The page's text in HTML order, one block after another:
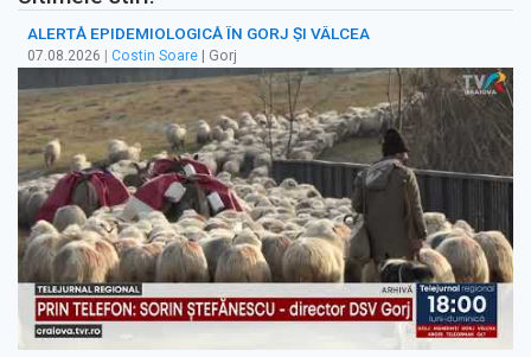
ALERTĂ EPIDEMIOLOGICĂ ÎN GORJ ȘI VÂLCEA
07.08.2026 Costin Soare | Gorj